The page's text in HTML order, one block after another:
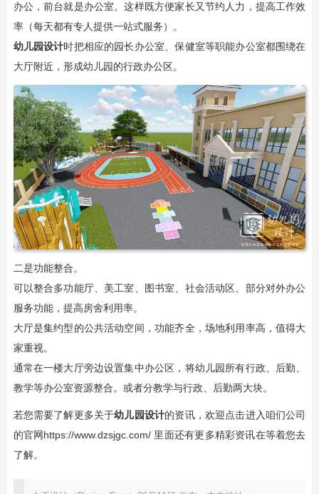
办公，前台就是办公室。这样既方便家长又节约人力，提高工作效
率（每天都有专人提供一站式服务）。
幼儿园设计时把相应的园长办公室、保健室等职能办公室都围绕在
大厅附近，形成幼儿园的行政办公区。
二是功能整合。
可以整合多功能厅、美工室、图书室、社会活动区、部分对外办公
服务功能，提高房舍利用率。
大厅是集约型的公共活动空间，功能齐全，场地利用率高，值得大
家重视。
通常在一楼大厅旁边设置集中办公区，将幼儿园所有行政、后勤、
教学等办公室资源整合。或者分教学与行政、后勤两大块。
若您需要了解更多关于幼儿园设计的资讯，欢迎点击进入咱们公司
的官网https://www.dzsjgc.com/ 里面还有更多精彩资讯在等着您去
了解。